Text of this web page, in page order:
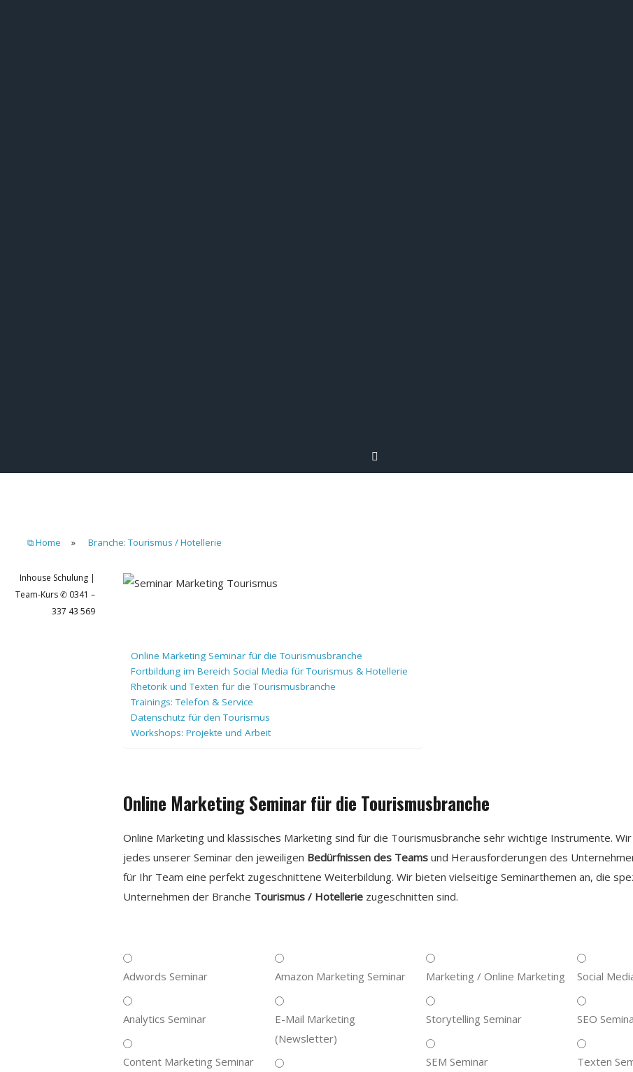
⧉ Home » Branche: Tourismus / Hotellerie
Inhouse Schulung |
Team-Kurs ✆ 0341 –
337 43 569
Online Marketing Seminar für die Tourismusbranche
Fortbildung im Bereich Social Media für Tourismus & Hotellerie
Rhetorik und Texten für die Tourismusbranche
Trainings: Telefon & Service
Datenschutz für den Tourismus
Workshops: Projekte und Arbeit
Online Marketing Seminar für die Tourismusbranche
Online Marketing und klassisches Marketing sind für die Tourismusbranche sehr wichtige Instrumente.
jedes unserer Seminar den jeweiligen Bedürfnissen des Teams und Herausforderungen des
für Ihr Team eine perfekt zugeschnittene Weiterbildung. Wir bieten vielseitige Seminarthemen an, die
Unternehmen der Branche Tourismus / Hotellerie zugeschnitten sind.
Adwords
Adwords Seminar
Analytics
Seminar
Analytics Seminar
Content
Marketing
Content Marketing Seminar
Amazon
Marketing
Seminar
Amazon Marketing Seminar
E-
Mail
Marketing
(Newsletter)
E-Mail Marketing
(Newsletter)
E-
Marketing
/
Online
Marketing
Marketing / Online Marketing
Storytelling
Seminar
Storytelling Seminar
SEM
Seminar
SEM Seminar
Social
Media
Marketing
Social
SEO
Seminar
SEO
Texten
Seminar
Texten